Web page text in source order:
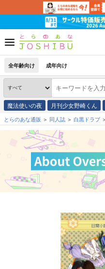
全年齢向け 成年向け
魔法使いの夜 月刊少女野崎くん
とらのあな通販 同人誌 白黒ドラブ